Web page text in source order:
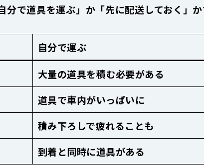
分で道具を運ぶ」か「先に配送しておく」
自分で運ぶ
大量の道具を積む必要がある
道具で車内がいっぱいに
積み下ろしで疲れることも
到着と同時に道具がある